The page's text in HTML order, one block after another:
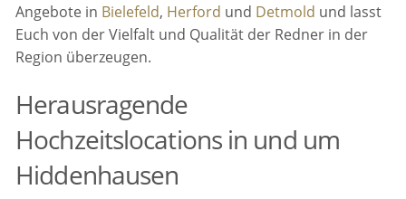
Angebote in Bielefeld, Herford und Detmold und lasst
Euch von der Vielfalt und Qualität der Redner in der
Region überzeugen.
Herausragende
Hochzeitslocations in und um
Hiddenhausen